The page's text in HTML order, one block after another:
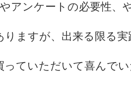
アンケートの必要性、
りますが、出来る限る
っていただいて喜んで